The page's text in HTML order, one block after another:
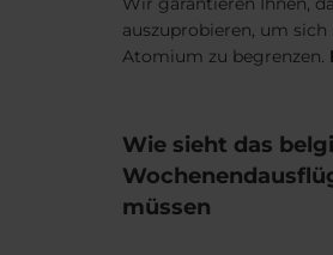
auszuprobieren, um
Atomium zu begrenzen.
Wie sieht das
müssen